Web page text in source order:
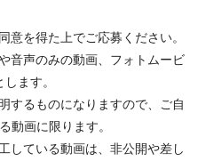
を得た上でご応募ください。
音声のみの動画、フォトムービ
ます。
するものになりますので、ご自
動画に限ります。
している動画は、非公開や差し